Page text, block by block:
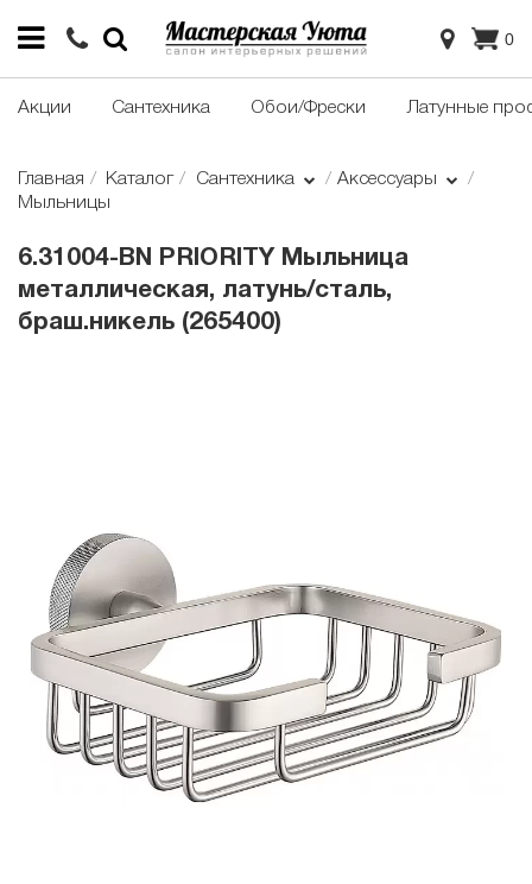
0
Акции Сантехника Обои/Фрески Латунные
Главная Каталог Сантехника
Аксессуары
Мыльницы
6.31004-BN PRIORITY Мыльница
металлическая, латунь/сталь,
браш.никель (265400)